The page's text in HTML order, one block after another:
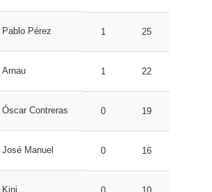
Pablo Pérez 1 25
Arnau 1 22
Óscar Contreras 0 19
José Manuel 0 16
Kini